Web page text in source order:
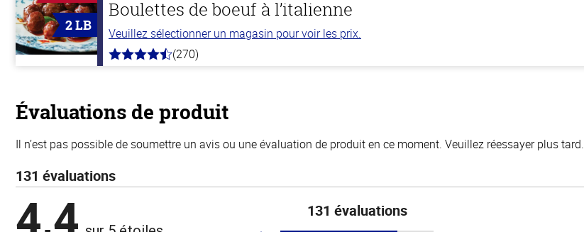
2 LB
Boulettes de boeuf à l’italienne
Veuillez sélectionner un magasin pour voir les prix.
4.5
(270)
Évaluations de produit
Il n’est pas possible de soumettre un avis ou une évaluation de produit en ce moment. Veuillez réessayer plus tard.
131 évaluations
4,4 131 évaluations